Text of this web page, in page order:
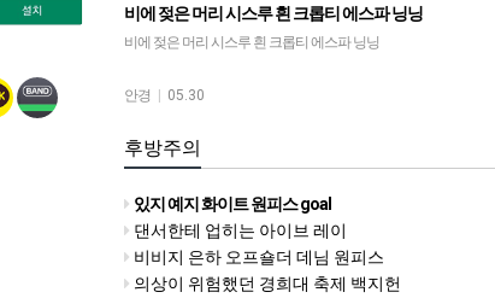
비에 젖은 머리 시스루 흰 크롭티 에스파 닝닝
비에 젖은 머리 시스루 흰 크롭티 에스파 닝닝
안경 05.30
후방주의
있지 예지 화이트 원피스 goal
댄서한테 업히는 아이브 레이
비비지 은하 오프숄더 데님 원피스
의상이 위험했던 경희대 축제 백지헌